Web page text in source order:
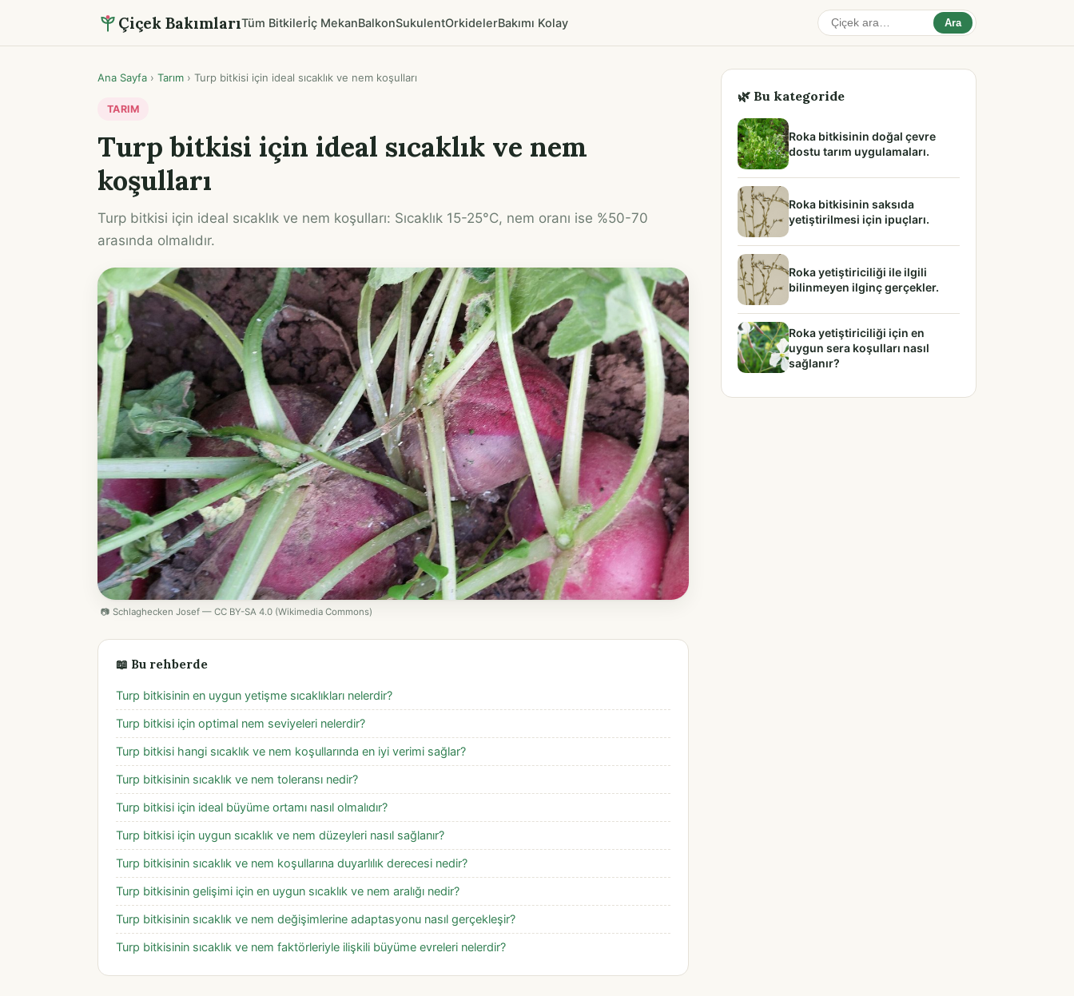
Çiçek BakımlarıTüm Bitkilerİç MekanBalkonSukulentOrkidelerBakımı Kolay Ara
Ana Sayfa › Tarım › Turp bitkisi için ideal sıcaklık ve nem koşulları
TARIM
Turp bitkisi için ideal sıcaklık ve nem
koşulları
Turp bitkisi için ideal sıcaklık ve nem koşulları: Sıcaklık 15-25°C, nem oranı ise %50-70
arasında olmalıdır.
📷 Schlaghecken Josef — CC BY-SA 4.0 (Wikimedia Commons)
📖 Bu rehberde
Turp bitkisinin en uygun yetişme sıcaklıkları nelerdir?
Turp bitkisi için optimal nem seviyeleri nelerdir?
Turp bitkisi hangi sıcaklık ve nem koşullarında en iyi verimi sağlar?
Turp bitkisinin sıcaklık ve nem toleransı nedir?
Turp bitkisi için ideal büyüme ortamı nasıl olmalıdır?
Turp bitkisi için uygun sıcaklık ve nem düzeyleri nasıl sağlanır?
Turp bitkisinin sıcaklık ve nem koşullarına duyarlılık derecesi nedir?
Turp bitkisinin gelişimi için en uygun sıcaklık ve nem aralığı nedir?
Turp bitkisinin sıcaklık ve nem değişimlerine adaptasyonu nasıl gerçekleşir?
Turp bitkisinin sıcaklık ve nem faktörleriyle ilişkili büyüme evreleri nelerdir?
🌿 Bu kategoride
Roka bitkisinin doğal çevre
dostu tarım uygulamaları.
Roka bitkisinin saksıda
yetiştirilmesi için ipuçları.
Roka yetiştiriciliği ile ilgili
bilinmeyen ilginç gerçekler.
Roka yetiştiriciliği için en
uygun sera koşulları nasıl
sağlanır?